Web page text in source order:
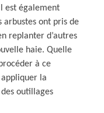
est également
arbustes ont pris de
replanter d’autres
haie. Quelle
à ce
appliquer la
outillages